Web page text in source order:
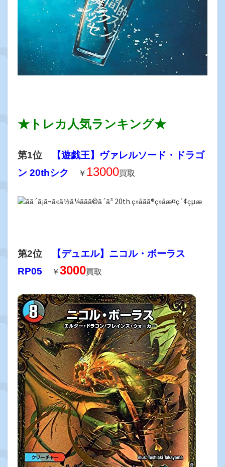
★トレカ人気ランキング★
第1位
【遊戯王】ヴァレルソード・ドラゴ
ン 20thシク
￥ 13000買取
第2位
【デュエル】ニコル・ボーラス
RP05
￥3000買取